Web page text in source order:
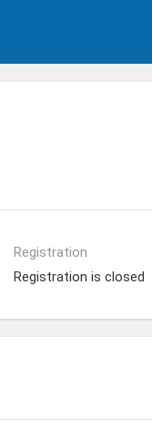
Registration
Registration is closed